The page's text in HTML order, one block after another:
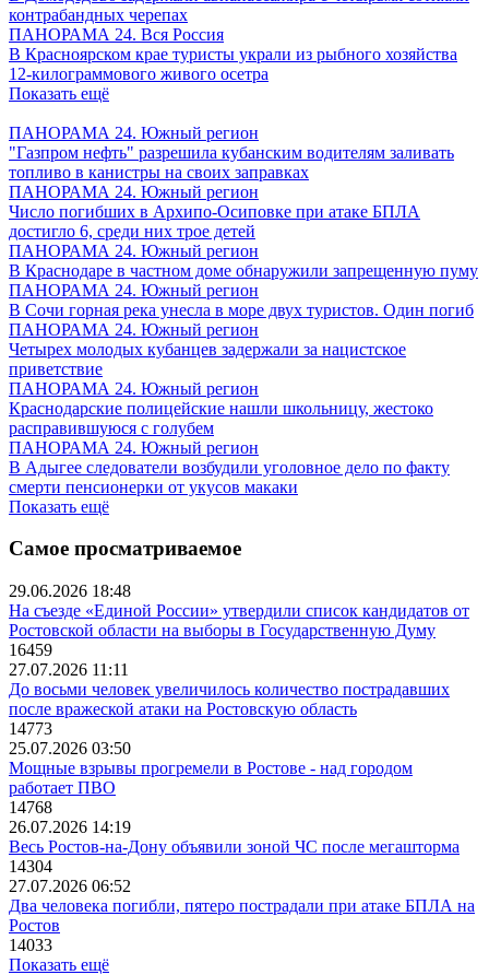
контрабандных черепах
ПАНОРАМА 24. Вся Россия
В Красноярском крае туристы украли из рыбного хозяйства
12-килограммового живого осетра
Показать ещё
ПАНОРАМА 24. Южный регион
"Газпром нефть" разрешила кубанским водителям заливать
топливо в канистры на своих заправках
ПАНОРАМА 24. Южный регион
Число погибших в Архипо-Осиповке при атаке БПЛА
достигло 6, среди них трое детей
ПАНОРАМА 24. Южный регион
В Краснодаре в частном доме обнаружили запрещенную пуму
ПАНОРАМА 24. Южный регион
В Сочи горная река унесла в море двух туристов. Один погиб
ПАНОРАМА 24. Южный регион
Четырех молодых кубанцев задержали за нацистское
приветствие
ПАНОРАМА 24. Южный регион
Краснодарские полицейские нашли школьницу, жестоко
расправившуюся с голубем
ПАНОРАМА 24. Южный регион
В Адыгее следователи возбудили уголовное дело по факту
смерти пенсионерки от укусов макаки
Показать ещё
Самое просматриваемое
29.06.2026 18:48
На съезде «Единой России» утвердили список кандидатов от
Ростовской области на выборы в Государственную Думу
16459
27.07.2026 11:11
До восьми человек увеличилось количество пострадавших
после вражеской атаки на Ростовскую область
14773
25.07.2026 03:50
Мощные взрывы прогремели в Ростове - над городом
работает ПВО
14768
26.07.2026 14:19
Весь Ростов-на-Дону объявили зоной ЧС после мегашторма
14304
27.07.2026 06:52
Два человека погибли, пятеро пострадали при атаке БПЛА на
Ростов
14033
Показать ещё